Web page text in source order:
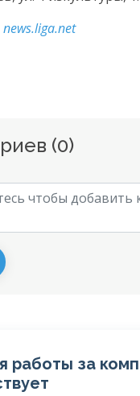
news.liga.net
(0)
работы за